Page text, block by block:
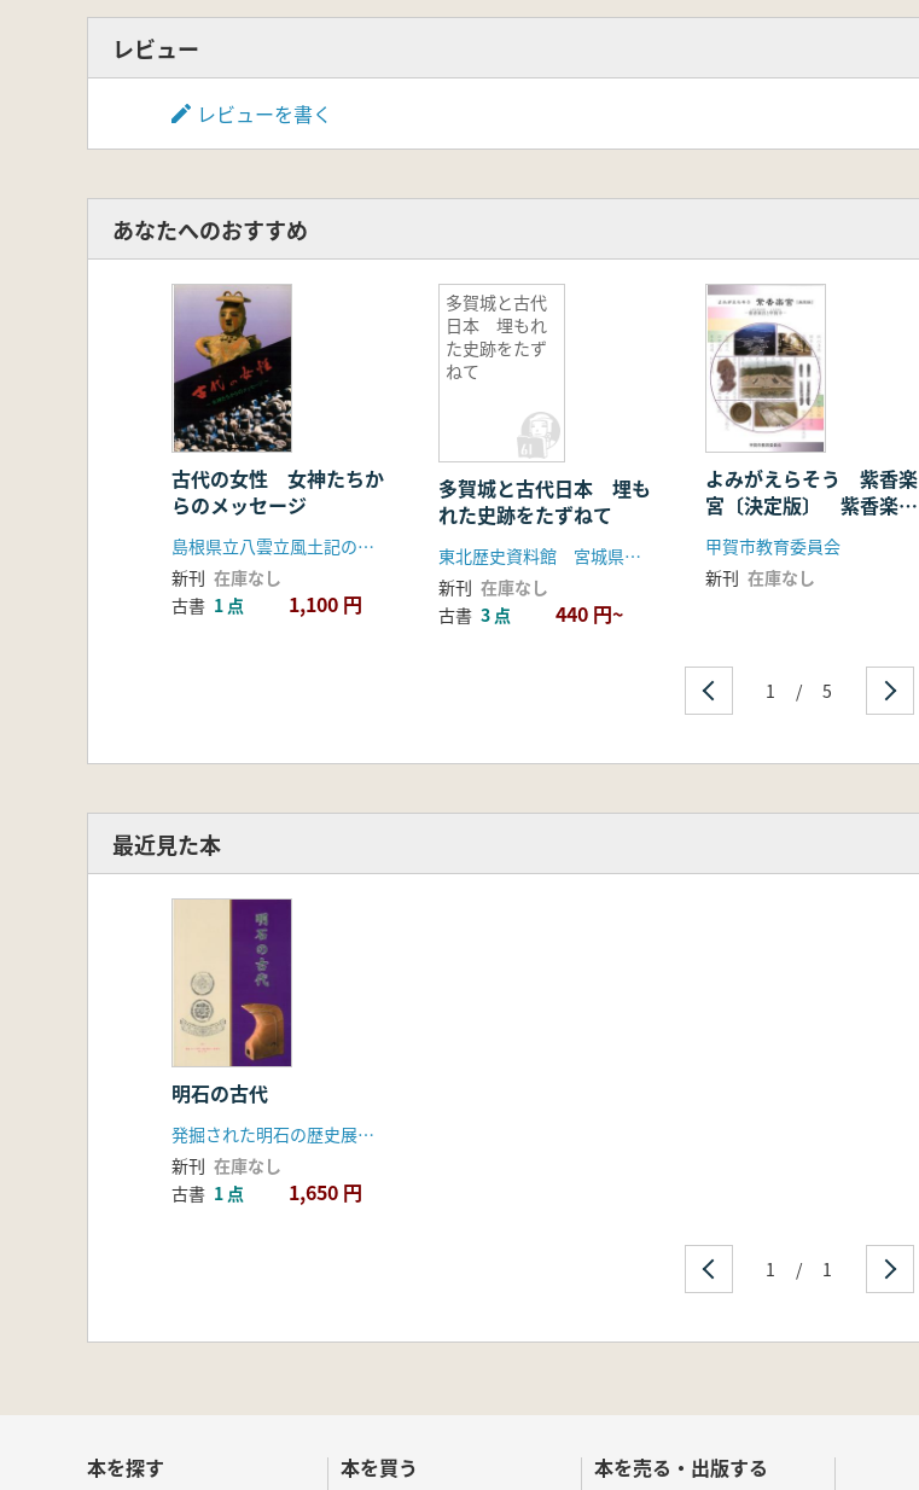
レビュー
レビューを書く
あなたへのおすすめ
古代の女性 女神たちか
らのメッセージ
島根県立八雲立風土記の丘資料館
新刊 在庫なし
古書 1 点 1,100 円
多賀城と古代
日本 埋もれ
た史跡をたず
ねて
多賀城と古代日本 埋も
れた史跡をたずねて
東北歴史資料館 宮城県多賀城跡調査研究所
新刊 在庫なし
古書 3 点 440 円~
よみがえらそう 紫香楽
宮〔決定版〕 紫香楽宮
と甲賀寺
甲賀市教育委員会
新刊 在庫なし
1 / 5
最近見た本
明石の古代
発掘された明石の歴史展実行委員会
新刊 在庫なし
古書 1 点 1,650 円
1 / 1
本を探す 本を買う 本を売る・出版する